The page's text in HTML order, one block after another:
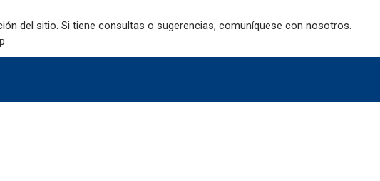
del sitio. Si tiene consultas o sugerencias, comuníquese con nosotros.